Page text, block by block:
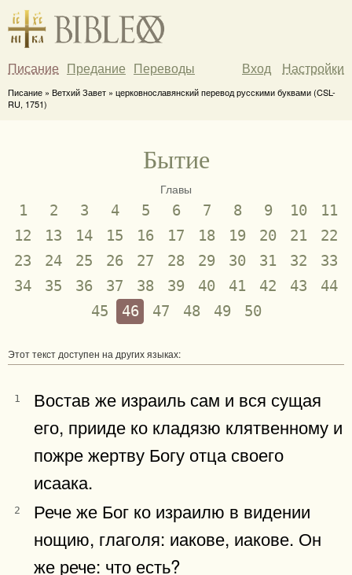
Писание Предание Переводы Вход Настройки
Писание » Ветхий Завет » церковнославянский перевод русскими буквами (CSL-
RU, 1751)
Бытие
Главы
1 2 3 4 5 6 7 8 9 10
11
12
13 14 15 16 17 18 19 20 21
22
23
24 25 26 27 28 29 30 31 32
33
34
35 36 37 38 39 40 41 42 43
44
45
46 47 48 49 50
Этот текст доступен на других языках:
1
Востав же израиль сам и вся сущая
его, прииде ко кладязю клятвенному и
пожре жертву Богу отца своего
исаака.
2
Рече же Бог ко израилю в видении
нощию, глаголя: иакове, иакове. Он
же рече: что есть?